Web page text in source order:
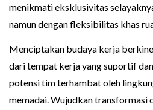
menikmati eksklusivitas
namun dengan fleksibilitas khas
Menciptakan budaya kerja
dari tempat kerja yang suportif
potensi tim terhambat oleh
memadai. Wujudkan transformasi